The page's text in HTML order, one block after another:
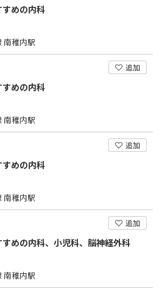
めの内科
南稚内駅
追加
めの内科
南稚内駅
追加
めの内科
南稚内駅
追加
めの内科、小児科、脳神経外科
南稚内駅